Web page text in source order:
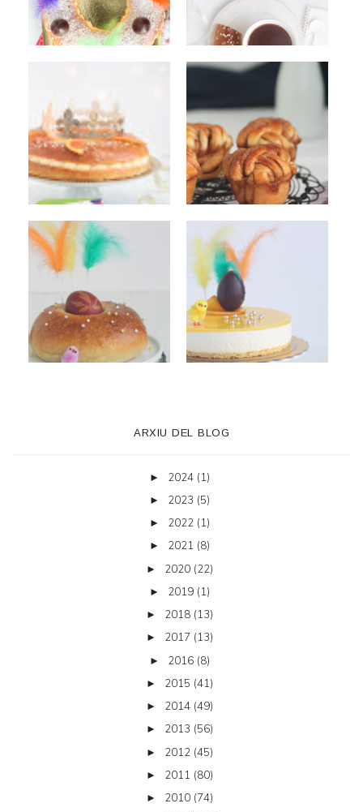
ARXIU DEL BLOG
► 2024 (1)
► 2023 (5)
► 2022 (1)
► 2021 (8)
► 2020 (22)
► 2019 (1)
► 2018 (13)
► 2017 (13)
► 2016 (8)
► 2015 (41)
► 2014 (49)
► 2013 (56)
► 2012 (45)
► 2011 (80)
► 2010 (74)